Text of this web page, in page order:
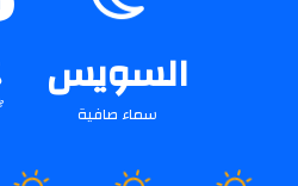
السويس
سماء صافية